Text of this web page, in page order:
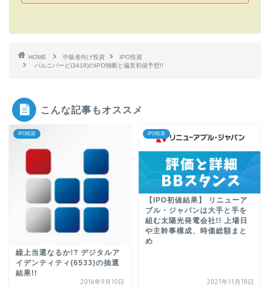
HOME 中級者向け投資
IPO投資
バルニバービ(3418)のIPO独断と偏見初値予想!!
こんな記事もオススメ
IPO投資
繰上当選なるか!? デジタルア
イデンティティ(6533)の抽選
結果!!
2016年9月10日
IPO投資
【IPO初値結果】 リニューア
ブル・ジャパンは大手と手を
組む太陽光発電会社!! 上場日
や主幹事構成、時価総額まと
め
2021年11月18日